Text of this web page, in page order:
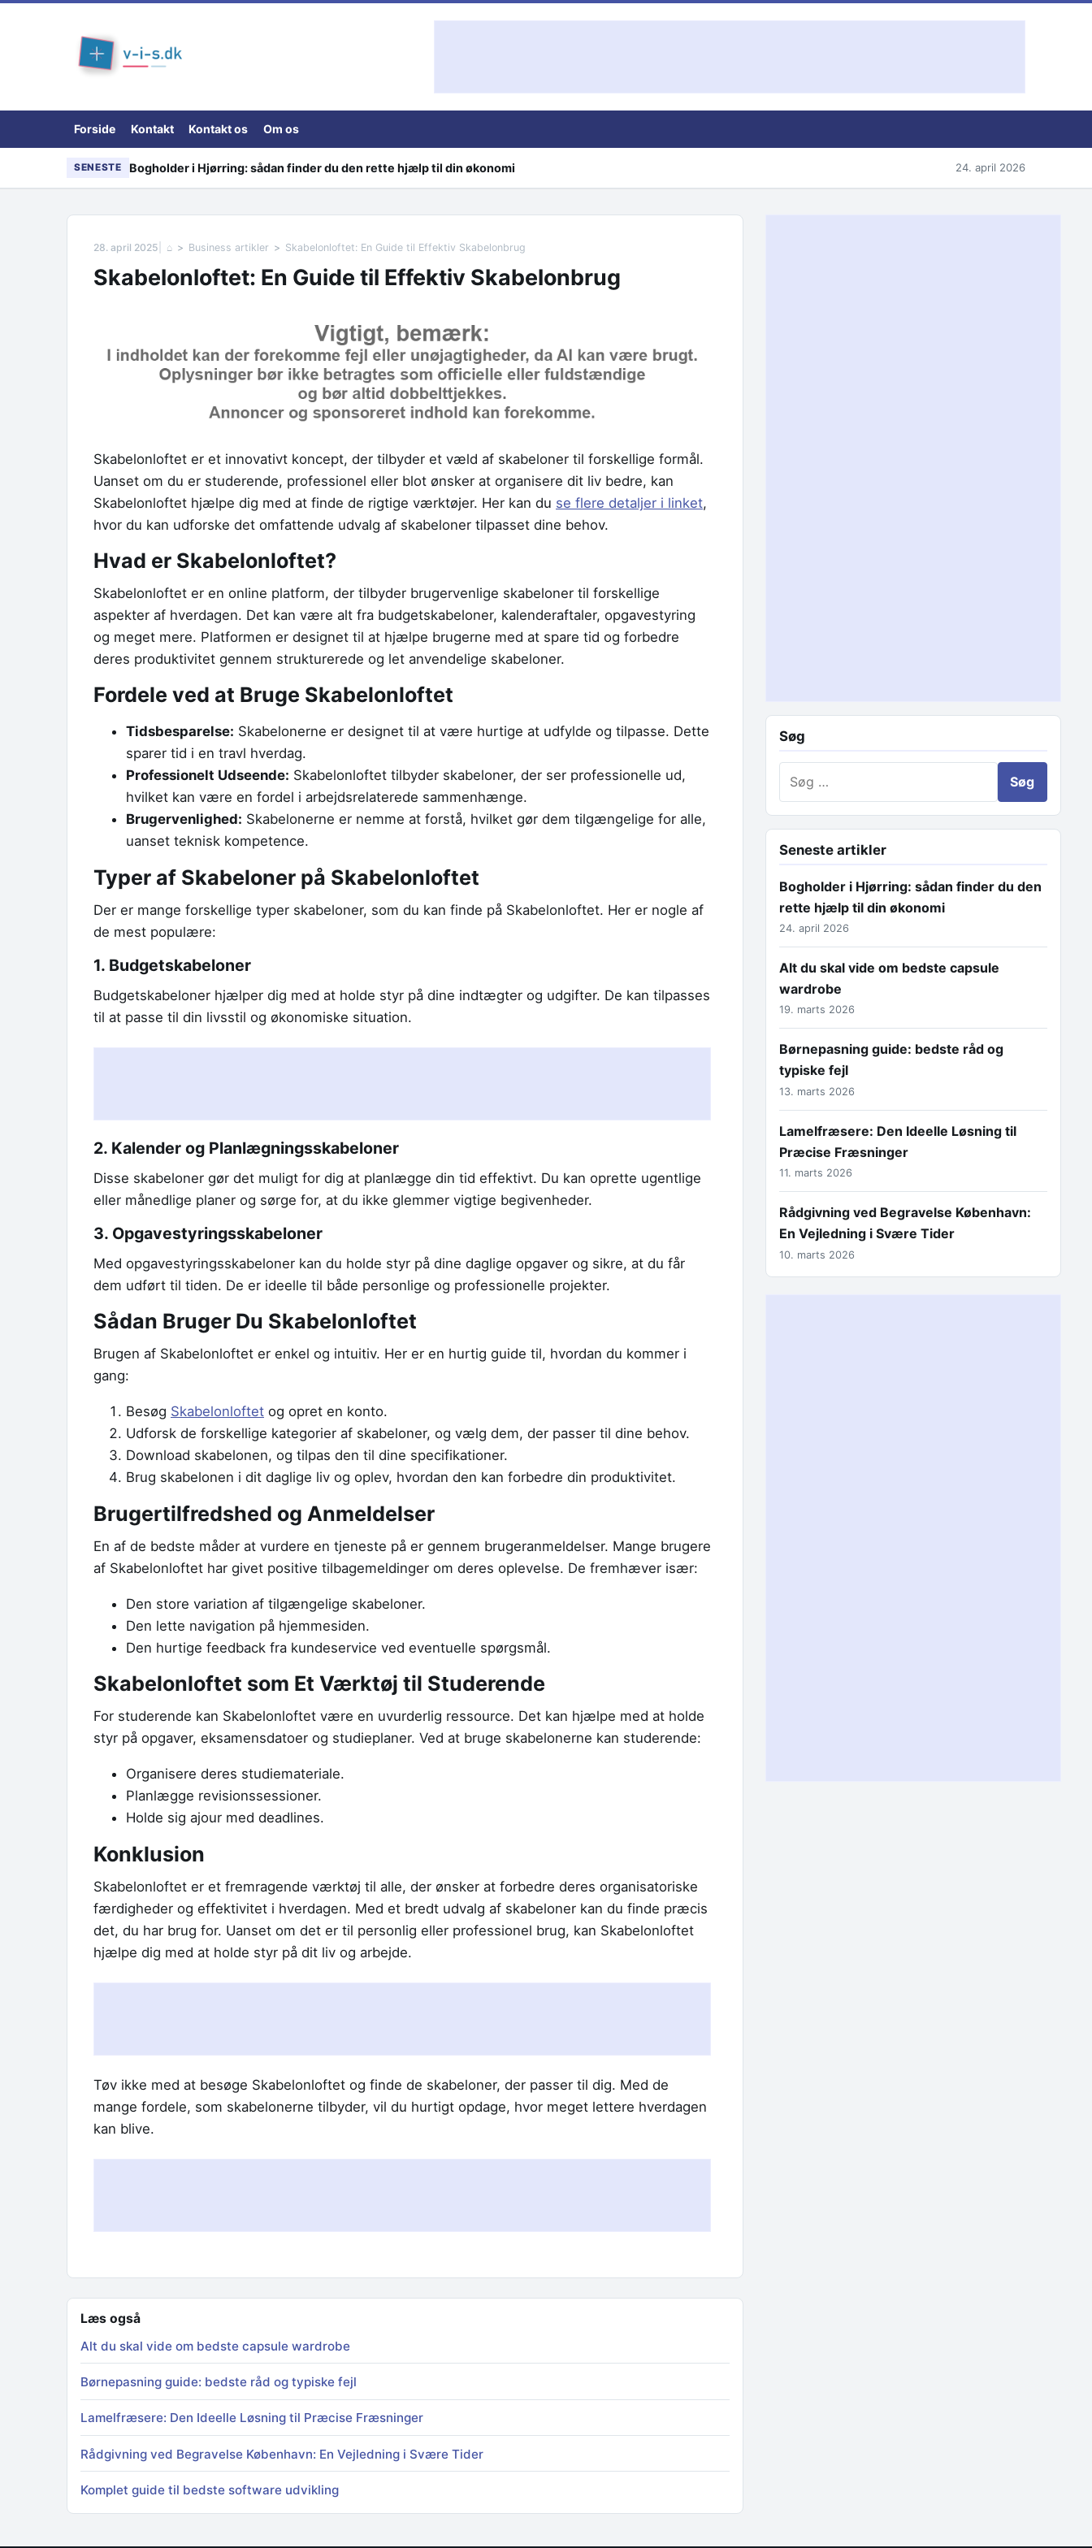
Forside Kontakt Kontakt os Om os
SENESTE Bogholder i Hjørring: sådan finder du den rette hjælp til din økonomi 24. april 2026
28. april 2025 ⌂ Business artikler Skabelonloftet: En Guide til Effektiv Skabelonbrug
Skabelonloftet: En Guide til Effektiv Skabelonbrug
Skabelonloftet er et innovativt koncept, der tilbyder et væld af skabeloner til forskellige formål.
Uanset om du er studerende, professionel eller blot ønsker at organisere dit liv bedre, kan
Skabelonloftet hjælpe dig med at finde de rigtige værktøjer. Her kan du se flere detaljer i linket,
hvor du kan udforske det omfattende udvalg af skabeloner tilpasset dine behov.
Hvad er Skabelonloftet?
Skabelonloftet er en online platform, der tilbyder brugervenlige skabeloner til forskellige
aspekter af hverdagen. Det kan være alt fra budgetskabeloner, kalenderaftaler, opgavestyring
og meget mere. Platformen er designet til at hjælpe brugerne med at spare tid og forbedre
deres produktivitet gennem strukturerede og let anvendelige skabeloner.
Fordele ved at Bruge Skabelonloftet
Tidsbesparelse: Skabelonerne er designet til at være hurtige at udfylde og tilpasse. Dette
sparer tid i en travl hverdag.
Professionelt Udseende: Skabelonloftet tilbyder skabeloner, der ser professionelle ud,
hvilket kan være en fordel i arbejdsrelaterede sammenhænge.
Brugervenlighed: Skabelonerne er nemme at forstå, hvilket gør dem tilgængelige for alle,
uanset teknisk kompetence.
Typer af Skabeloner på Skabelonloftet
Der er mange forskellige typer skabeloner, som du kan finde på Skabelonloftet. Her er nogle af
de mest populære:
1. Budgetskabeloner
Budgetskabeloner hjælper dig med at holde styr på dine indtægter og udgifter. De kan tilpasses
til at passe til din livsstil og økonomiske situation.
2. Kalender og Planlægningsskabeloner
Disse skabeloner gør det muligt for dig at planlægge din tid effektivt. Du kan oprette ugentlige
eller månedlige planer og sørge for, at du ikke glemmer vigtige begivenheder.
3. Opgavestyringsskabeloner
Med opgavestyringsskabeloner kan du holde styr på dine daglige opgaver og sikre, at du får
dem udført til tiden. De er ideelle til både personlige og professionelle projekter.
Sådan Bruger Du Skabelonloftet
Brugen af Skabelonloftet er enkel og intuitiv. Her er en hurtig guide til, hvordan du kommer i
gang:
Besøg Skabelonloftet og opret en konto.
Udforsk de forskellige kategorier af skabeloner, og vælg dem, der passer til dine behov.
Download skabelonen, og tilpas den til dine specifikationer.
Brug skabelonen i dit daglige liv og oplev, hvordan den kan forbedre din produktivitet.
Brugertilfredshed og Anmeldelser
En af de bedste måder at vurdere en tjeneste på er gennem brugeranmeldelser. Mange brugere
af Skabelonloftet har givet positive tilbagemeldinger om deres oplevelse. De fremhæver især:
Den store variation af tilgængelige skabeloner.
Den lette navigation på hjemmesiden.
Den hurtige feedback fra kundeservice ved eventuelle spørgsmål.
Skabelonloftet som Et Værktøj til Studerende
For studerende kan Skabelonloftet være en uvurderlig ressource. Det kan hjælpe med at holde
styr på opgaver, eksamensdatoer og studieplaner. Ved at bruge skabelonerne kan studerende:
Organisere deres studiemateriale.
Planlægge revisionssessioner.
Holde sig ajour med deadlines.
Konklusion
Skabelonloftet er et fremragende værktøj til alle, der ønsker at forbedre deres organisatoriske
færdigheder og effektivitet i hverdagen. Med et bredt udvalg af skabeloner kan du finde præcis
det, du har brug for. Uanset om det er til personlig eller professionel brug, kan Skabelonloftet
hjælpe dig med at holde styr på dit liv og arbejde.
Tøv ikke med at besøge Skabelonloftet og finde de skabeloner, der passer til dig. Med de
mange fordele, som skabelonerne tilbyder, vil du hurtigt opdage, hvor meget lettere hverdagen
kan blive.
Læs også
Alt du skal vide om bedste capsule wardrobe
Børnepasning guide: bedste råd og typiske fejl
Lamelfræsere: Den Ideelle Løsning til Præcise Fræsninger
Rådgivning ved Begravelse København: En Vejledning i Svære Tider
Komplet guide til bedste software udvikling
Søg
Seneste artikler
Bogholder i Hjørring: sådan finder du den
rette hjælp til din økonomi
24. april 2026
Alt du skal vide om bedste capsule
wardrobe
19. marts 2026
Børnepasning guide: bedste råd og
typiske fejl
13. marts 2026
Lamelfræsere: Den Ideelle Løsning til
Præcise Fræsninger
11. marts 2026
Rådgivning ved Begravelse København:
En Vejledning i Svære Tider
10. marts 2026